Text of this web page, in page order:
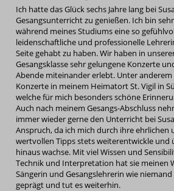
Ich hatte das Glück sechs Jahre lang bei
Gesangsunterricht zu genießen. Ich bin
während meines Studiums eine so
leidenschaftliche und professionelle
Seite gehabt zu haben. Wir haben in
Gesangsklasse sehr gelungene Konzerte
Abende miteinander erlebt. Unter anderem
Konzerte in meinem Heimatort St. Vigil in
welche für mich besonders schöne
Auch nach meinem Gesangs-Abschluss
immer wieder gerne den Unterricht bei
Anspruch, da ich mich durch ihre ehrlichen
wertvollen Tipps stets weiterentwickle und
hinaus wachse. Mit viel Wissen und
Technik und Interpretation hat sie meinen
Sängerin und Gesangslehrerin wie
geprägt und tut es weiterhin.